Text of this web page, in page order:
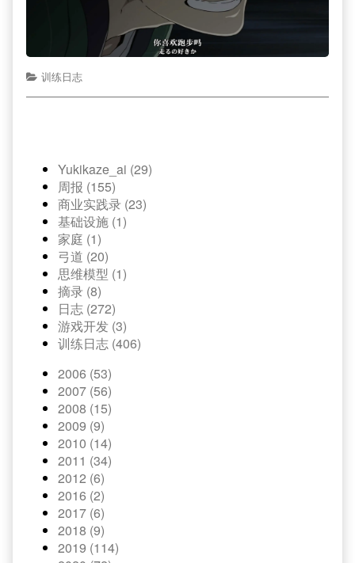
训练日志
Yukikaze_ai (29)
周报 (155)
商业实践录 (23)
基础设施 (1)
家庭 (1)
弓道 (20)
思维模型 (1)
摘录 (8)
日志 (272)
游戏开发 (3)
训练日志 (406)
2006 (53)
2007 (56)
2008 (15)
2009 (9)
2010 (14)
2011 (34)
2012 (6)
2016 (2)
2017 (6)
2018 (9)
2019 (114)